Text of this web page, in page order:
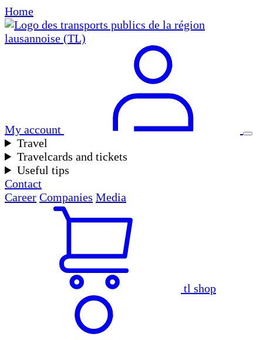
Home
My account
Travel
Travelcards and tickets
Useful tips
Contact
Career Companies Media
tl shop